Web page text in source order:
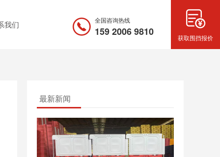
我们 全国咨询热线
159 2006 9810 获取围挡报价
最新新闻